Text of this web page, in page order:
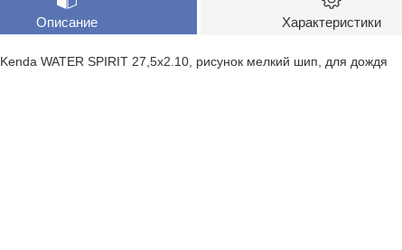
Описание Характеристики
Kenda WATER SPIRIT 27,5x2.10, рисунок мелкий шип, для дождя